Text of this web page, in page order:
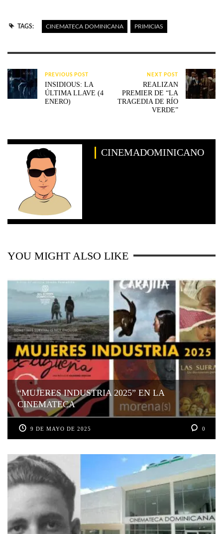
TAGS: CINEMATECA DOMINICANA PRIMICIAS
PREVIOUS POST
INSIDIOUS: LA
ÚLTIMA LLAVE (4
ENERO)
NEXT POST
REALIZAN
PREMIER DE “LA
TRAGEDIA DE RÍO
VERDE”
CINEMADOMINICANO
YOU MIGHT ALSO LIKE
“MUJERES INDUSTRIA 2025” EN LA
CINEMATECA
9 DE MAYO DE 2025 0